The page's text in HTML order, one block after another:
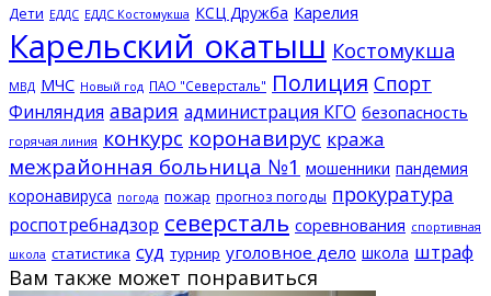
Дети ЕДДС ЕДДС Костомукша КСЦ Дружба Карелия
Карельский окатыш Костомукша
МВД МЧС Новый год ПАО "Северсталь" Полиция Спорт
Финляндия авария администрация КГО безопасность
горячая линия конкурс коронавирус кража
межрайонная больница №1 мошенники пандемия
коронавируса погода пожар прогноз погоды прокуратура
роспотребнадзор северсталь соревнования спортивная
школа статистика суд турнир уголовное дело школа штраф
Вам также может понравиться